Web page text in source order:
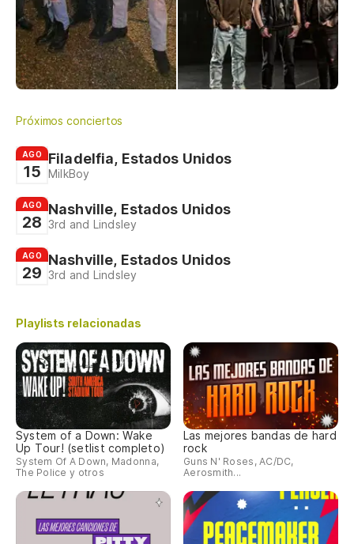
Próximos conciertos
AGO
15
Filadelfia, Estados Unidos
MilkBoy
AGO
28
Nashville, Estados Unidos
3rd and Lindsley
AGO
29
Nashville, Estados Unidos
3rd and Lindsley
Playlists relacionadas
System of a Down: Wake
Up Tour! (setlist completo)
System Of A Down, Madonna,
The Police y otros
Las mejores bandas de hard
rock
Guns N' Roses, AC/DC,
Aerosmith...